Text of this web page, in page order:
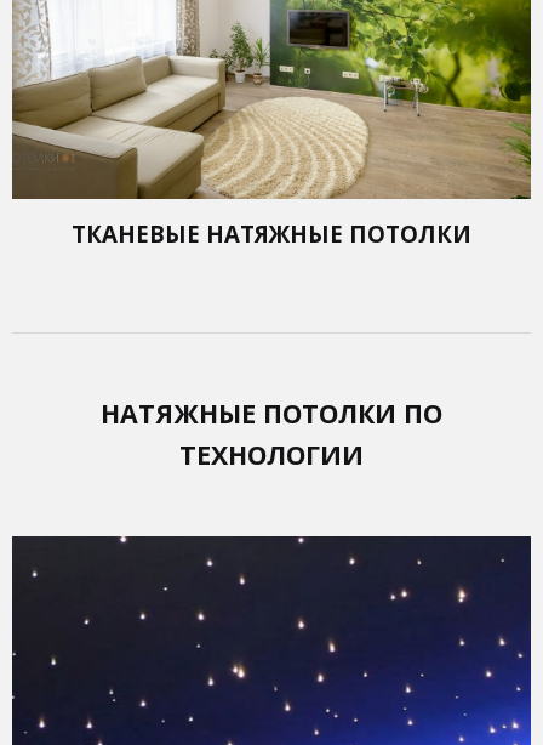
ТКАНЕВЫЕ НАТЯЖНЫЕ ПОТОЛКИ
НАТЯЖНЫЕ ПОТОЛКИ ПО
ТЕХНОЛОГИИ